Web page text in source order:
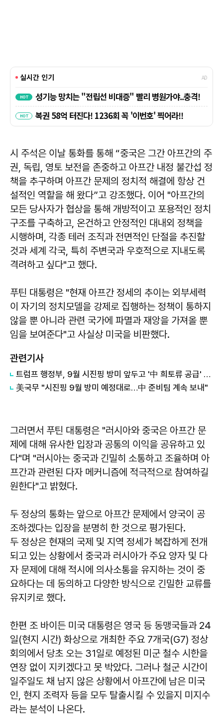
시 주석은 이날 통화를 통해 “중국은 그간 아프간의 주
권, 독립, 영토 보전을 존중하고 아프간 내정 불간섭 정
책을 추구하며 아프간 문제의 정치적 해결에 항상 건
설적인 역할을 해 왔다”고 강조했다. 이어 "아프간의
모든 당사자가 협상을 통해 개방적이고 포용적인 정치
구조를 구축하고, 온건하고 안정적인 대내외 정책을
시행하며, 각종 테러 조직과 전면적인 단절을 추진할
것과 세계 각국, 특히 주변국과 우호적으로 지내도록
격려하고 싶다"고 했다.
푸틴 대통령은 "현재 아프간 정세의 추이는 외부세력
이 자기의 정치모델을 강제로 집행하는 정책이 통하지
않을 뿐 아니라 관련 국가에 파멸과 재앙을 가져올 뿐
임을 보여준다"고 사실상 미국을 비판했다.
관련기사
트럼프 행정부, 9월 시진핑 방미 앞두고 '中 희토류 공급' 압박
美국무 "시진핑 9월 방미 예정대로…中 준비팀 계속 보내"
그러면서 푸틴 대통령은 "러시아와 중국은 아프간 문
제에 대해 유사한 입장과 공통의 이익을 공유하고 있
다"며 "러시아는 중국과 긴밀히 소통하고 조율하며 아
프간과 관련된 다자 메커니즘에 적극적으로 참여하길
원한다"고 밝혔다.
두 정상의 통화는 앞으로 아프간 문제에서 양국이 공
조하겠다는 입장을 분명히 한 것으로 평가된다.
두 정상은 현재의 국제 및 지역 정세가 복잡하게 전개
되고 있는 상황에서 중국과 러시아가 주요 양자 및 다
자 문제에 대해 적시에 의사소통을 유지하는 것이 중
요하다는 데 동의하고 다양한 방식으로 긴밀한 교류를
유지키로 했다.
한편 조 바이든 미국 대통령은 영국 등 동맹국들과 24
일(현지 시간) 화상으로 개최한 주요 7개국(G7) 정상
회의에서 당초 오는 31일로 예정된 미군 철수 시한을
연장 없이 지키겠다고 못 박았다. 그러나 철군 시간이
일주일도 채 남지 않은 상황에서 아프간에 남은 미국
인, 현지 조력자 등을 모두 탈출시킬 수 있을지 미지수
라는 분석이 나온다.